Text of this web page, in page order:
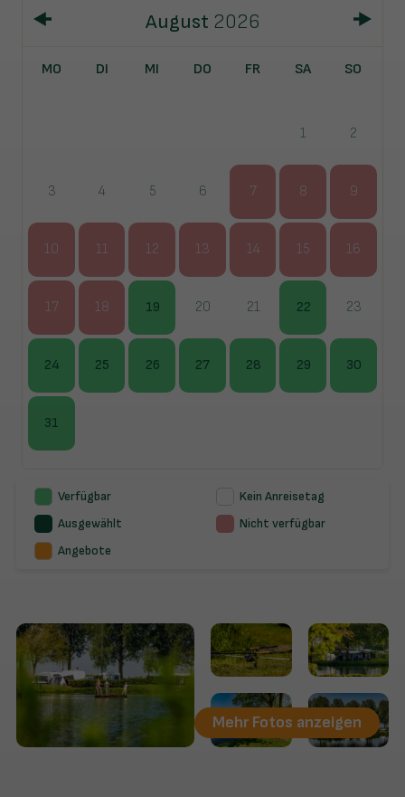
August 2026
MO DI MI DO FR SA SO
1 2
3 4 5 6 7 8 9
10 11 12 13 14 15 16
17 18 19 20 21 22 23
24 25 26 27 28 29 30
31
Verfügbar
Kein Anreisetag
Ausgewählt
Nicht verfügbar
Angebote
Mehr Fotos anzeigen